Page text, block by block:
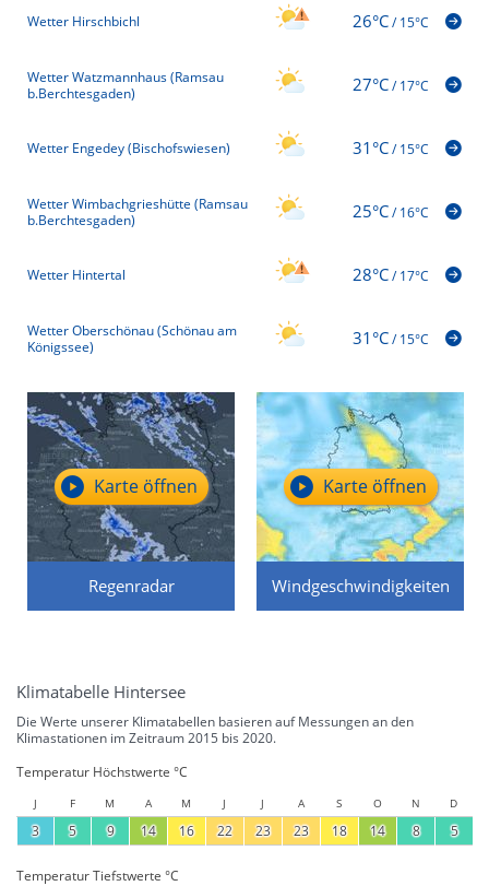
Wetter Hirschbichl 26°C/15°C
Wetter Watzmannhaus (Ramsau
b.Berchtesgaden)
27°C/17°C
Wetter Engedey (Bischofswiesen) 31°C/15°C
Wetter Wimbachgrieshütte (Ramsau
b.Berchtesgaden)
25°C/16°C
Wetter Hintertal 28°C/17°C
Wetter Oberschönau (Schönau am
Königssee)
31°C/15°C
Regenradar
Karte öffnen
Windgeschwindigkeiten
Karte öffnen
Klimatabelle Hintersee
Die Werte unserer Klimatabellen basieren auf Messungen an den
Klimastationen im Zeitraum 2015 bis 2020.
Temperatur Höchstwerte °C
J F M A M J J A S O N D
3 5 9 14 16 22 23 23 18 14 8 5
Temperatur Tiefstwerte °C